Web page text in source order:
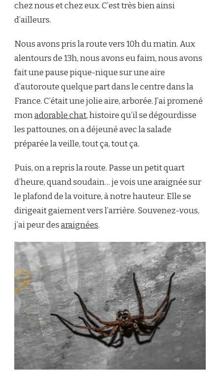
chez nous et chez eux. C’est très bien ainsi
d’ailleurs.
Nous avons pris la route vers 10h du matin. Aux
alentours de 13h, nous avons eu faim, nous avons
fait une pause pique-nique sur une aire
d’autoroute quelque part dans le centre dans la
France. C’était une jolie aire, arborée. J’ai promené
monadorable chat, histoire qu’il se dégourdisse
les pattounes, on a déjeuné avec la salade
préparée la veille, tout ça, tout ça.
Puis, on a repris la route. Passe un petit quart
d’heure, quand soudain… je vois une araignée sur
le plafond de la voiture, à notre hauteur. Elle se
dirigeait gaiement vers l’arrière. Souvenez-vous,
j’ai peur desaraignées.